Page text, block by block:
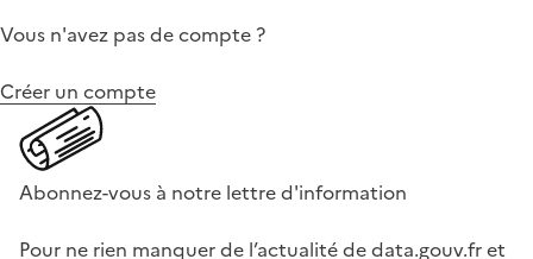
Vous n'avez pas de compte ?
Créer un compte
Abonnez-vous à notre lettre d'information
Pour ne rien manquer de l’actualité de data.gouv.fr et